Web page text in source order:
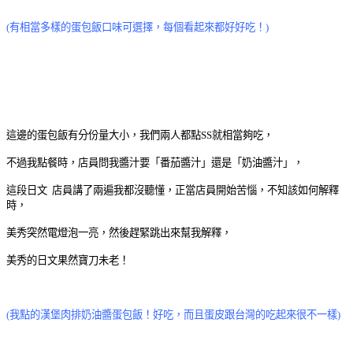
(有相當多樣的蛋包飯口味可選擇，每個看起來都好好吃！)
這邊的蛋包飯有分份量大小，我們兩人都點SS就相當夠吃，
不過我點餐時，店員問我醬汁要「番茄醬汁」還是「奶油醬汁」，
這段日文 店員講了兩遍我都沒聽懂，正當店員開始苦惱，不知該如何解釋
時，
美秀突然電燈泡一亮，然後趕緊跳出來幫我解釋，
美秀的日文果然寶刀未老！
(我點的漢堡肉排奶油醬蛋包飯！好吃，而且蛋皮跟台灣的吃起來很不一樣)